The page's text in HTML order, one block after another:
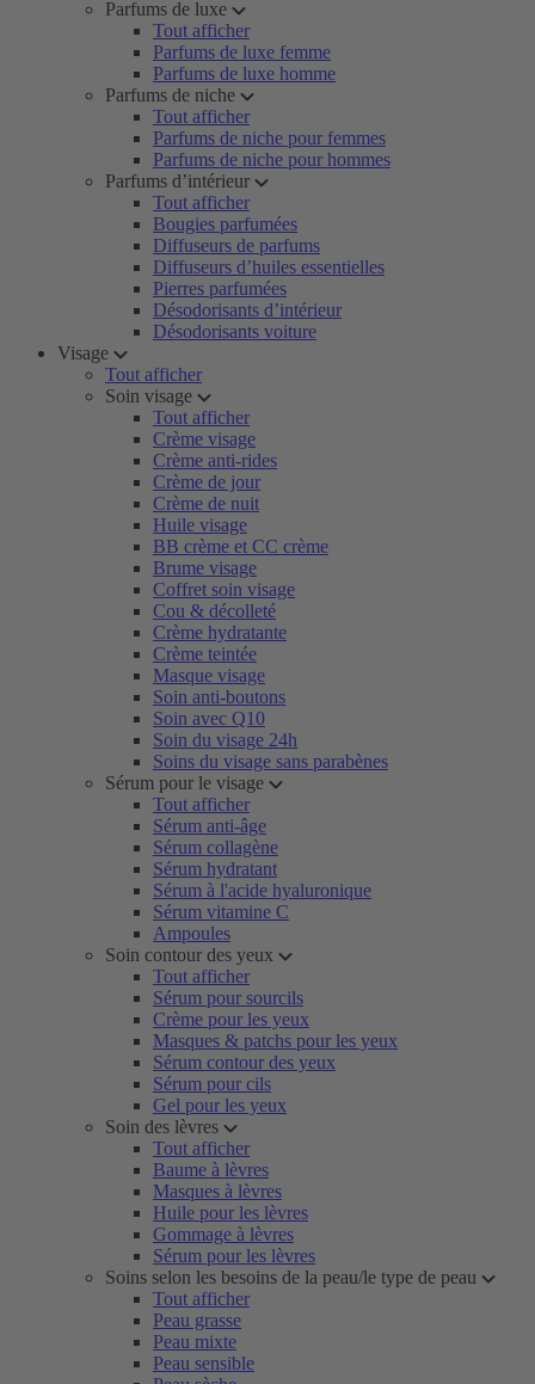
Parfums de luxe
Tout afficher
Parfums de luxe femme
Parfums de luxe homme
Parfums de niche
Tout afficher
Parfums de niche pour femmes
Parfums de niche pour hommes
Parfums d’intérieur
Tout afficher
Bougies parfumées
Diffuseurs de parfums
Diffuseurs d’huiles essentielles
Pierres parfumées
Désodorisants d’intérieur
Désodorisants voiture
Visage
Tout afficher
Soin visage
Tout afficher
Crème visage
Crème anti-rides
Crème de jour
Crème de nuit
Huile visage
BB crème et CC crème
Brume visage
Coffret soin visage
Cou & décolleté
Crème hydratante
Crème teintée
Masque visage
Soin anti-boutons
Soin avec Q10
Soin du visage 24h
Soins du visage sans parabènes
Sérum pour le visage
Tout afficher
Sérum anti-âge
Sérum collagène
Sérum hydratant
Sérum à l'acide hyaluronique
Sérum vitamine C
Ampoules
Soin contour des yeux
Tout afficher
Sérum pour sourcils
Crème pour les yeux
Masques & patchs pour les yeux
Sérum contour des yeux
Sérum pour cils
Gel pour les yeux
Soin des lèvres
Tout afficher
Baume à lèvres
Masques à lèvres
Huile pour les lèvres
Gommage à lèvres
Sérum pour les lèvres
Soins selon les besoins de la peau/le type de peau
Tout afficher
Peau grasse
Peau mixte
Peau sensible